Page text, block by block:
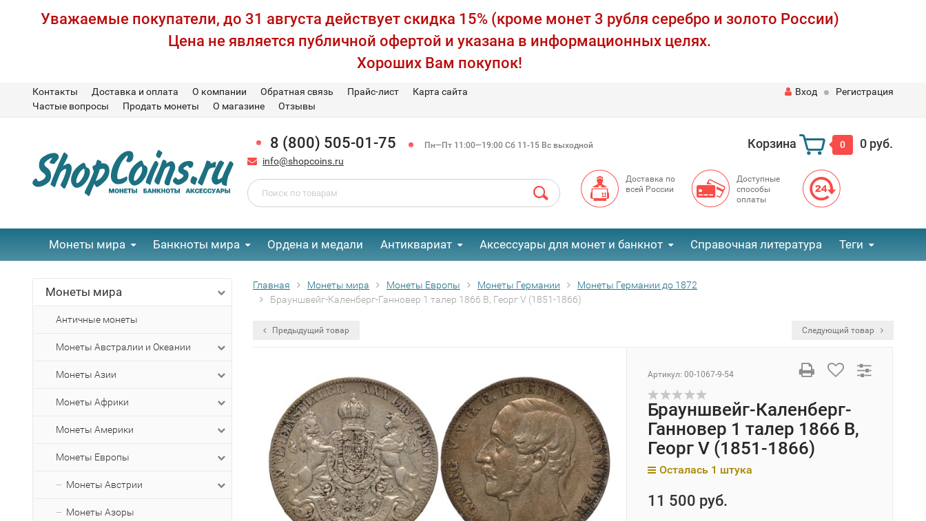
Уважаемые покупатели, до 31 августа действует скидка 15% (кроме монет 3 рубля серебро и золото России)
Цена не является публичной офертой и указана в информационных целях.
Хороших Вам покупок!
Контакты Доставка и оплата О компании Обратная связь Прайс-лист
Карта сайта
Частые вопросы
Продать монеты О магазине Отзывы
Вход Регистрация
8 (800) 505-01-75 Пн—Пт 11:00—19:00 Сб 11-15 Вс выходной
info@shopcoins.ru
Корзина 0 0 руб.
Доставка по
всей России
Доступные
способы
оплаты
Монеты мира Банкноты мира Ордена и медали Антиквариат Аксессуары для монет и банкнот Справочная литература Теги
Монеты мира
Античные монеты
Монеты Австралии и Океании
Монеты Азии
Монеты Африки
Монеты Америки
Монеты Европы
Монеты Австрии
Монеты Азоры
Главная Монеты мира Монеты Европы Монеты Германии
Монеты Германии до 1872
Брауншвейг-Каленберг-Ганновер 1 талер 1866 В, Георг V (1851-1866)
Предыдущий товар Следующий товар
Артикул: 00-1067-9-54
Брауншвейг-Каленберг-
Ганновер 1 талер 1866 В,
Георг V (1851-1866)
Осталась 1 штука
11 500 руб.